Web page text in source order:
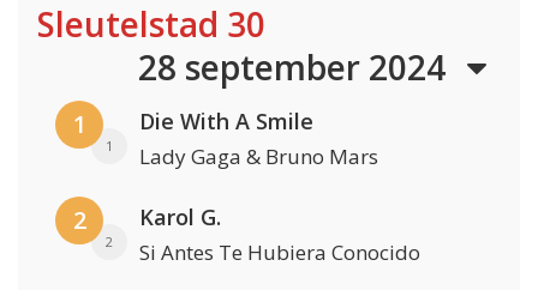
Sleutelstad 30
28 september 2024
1
1
Die With A Smile
Lady Gaga & Bruno Mars
2
2
Karol G.
Si Antes Te Hubiera Conocido